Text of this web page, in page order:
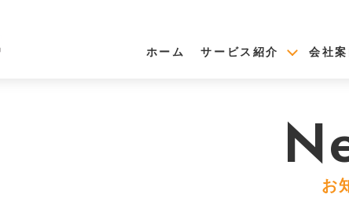
ホーム サービス紹介 会社案
お